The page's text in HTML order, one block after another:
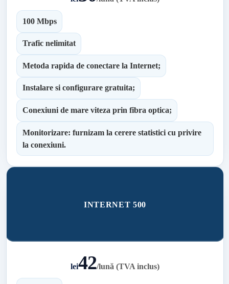
100 Mbps
Trafic nelimitat
Metoda rapida de conectare la Internet;
Instalare si configurare gratuita;
Conexiuni de mare viteza prin fibra optica;
Monitorizare: furnizam la cerere statistici cu privire
la conexiuni.
INTERNET 500
lei42/lună (TVA inclus)